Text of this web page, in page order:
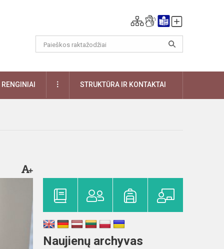
RENGINIAI DAUGIAUSTRUKTŪRA IR KONTAKTAI
Naujienų archyvas